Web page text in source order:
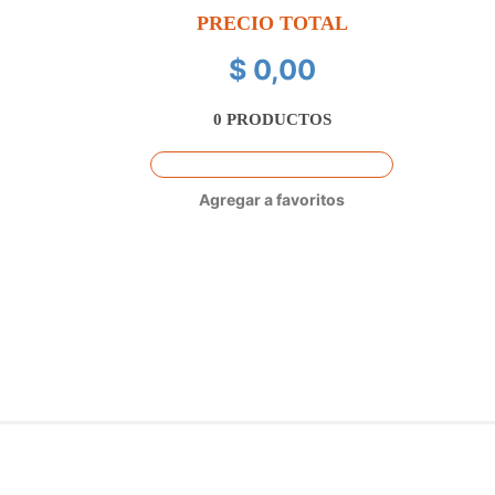
PRECIO TOTAL
$ 0,00
0 PRODUCTOS
Agregar a favoritos